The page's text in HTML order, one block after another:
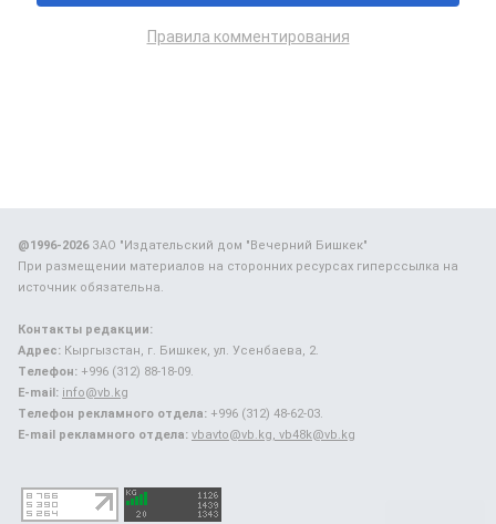
Правила комментирования
@1996-2026ЗАО "Издательский дом "Вечерний Бишкек"
При размещении материалов на сторонних ресурсах гиперссылка на
источник обязательна.
Контакты редакции:
Адрес: Кыргызстан, г. Бишкек, ул. Усенбаева, 2.
Телефон: +996 (312) 88-18-09.
E-mail: info@vb.kg
Телефон рекламного отдела: +996 (312) 48-62-03.
E-mail рекламного отдела: vbavto@vb.kg, vb48k@vb.kg